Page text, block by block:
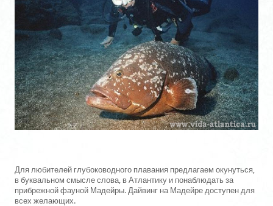
Для любителей глубоководного плавания предлагаем окунуться,
в буквальном смысле слова, в Атлантику и понаблюдать за
прибрежной фауной Мадейры. Дайвинг на Мадейре доступен для
всех желающих.